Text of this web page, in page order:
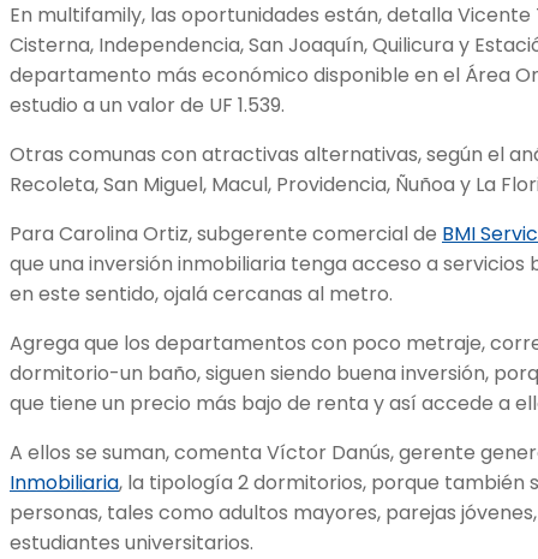
En multifamily, las oportunidades están, detalla Vicente
Cisterna, Independencia, San Joaquín, Quilicura y
departamento más económico disponible en el Área
estudio a un valor de UF 1.539.
Otras comunas con atractivas alternativas, según el
Recoleta, San Miguel, Macul, Providencia, Ñuñoa y La
Para Carolina Ortiz, subgerente comercial de BMI
que una inversión inmobiliaria tenga acceso a servicios
en este sentido, ojalá cercanas al metro.
Agrega que los departamentos con poco metraje,
dormitorio-un baño, siguen siendo buena inversión,
que tiene un precio más bajo de renta y así accede a
A ellos se suman, comenta Víctor Danús, gerente
Inmobiliaria, la tipología 2 dormitorios, porque también
personas, tales como adultos mayores, parejas
estudiantes universitarios.